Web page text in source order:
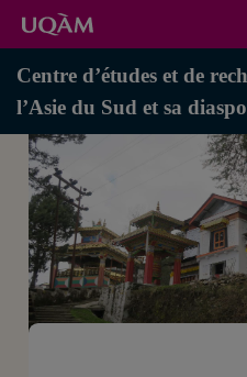
Centre d’études et de
l’Asie du Sud et sa